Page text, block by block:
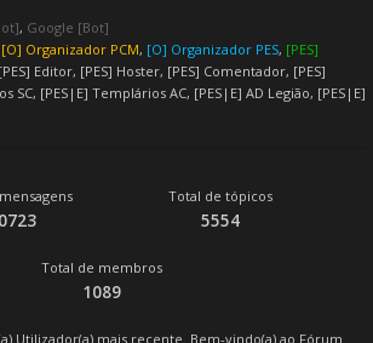
, Google [Bot]
[O] Organizador PCM, [O] Organizador PES, [PES]
[PES] Editor, [PES] Hoster, [PES] Comentador, [PES]
SC, [PES|E] Templários AC, [PES|E] AD Legião, [PES|E]
Total de tópicos
5554
Total de membros
1089
Utilizador(a) mais recente. Bem-vindo(a) ao Fórum